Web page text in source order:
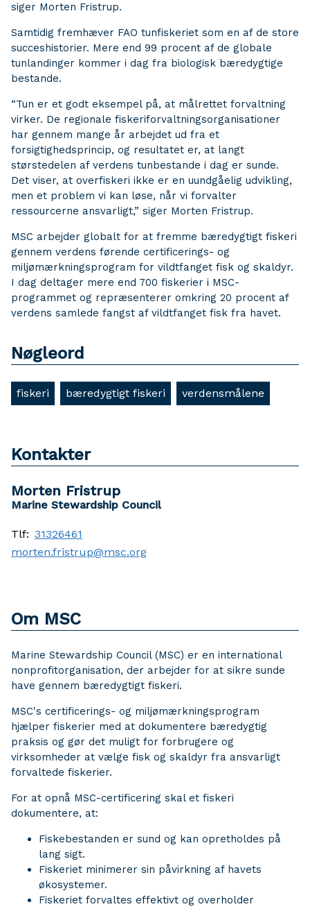
siger Morten Fristrup.
Samtidig fremhæver FAO tunfiskeriet som en af de store
succeshistorier. Mere end 99 procent af de globale
tunlandinger kommer i dag fra biologisk bæredygtige
bestande.
“Tun er et godt eksempel på, at målrettet forvaltning
virker. De regionale fiskeriforvaltningsorganisationer
har gennem mange år arbejdet ud fra et
forsigtighedsprincip, og resultatet er, at langt
størstedelen af verdens tunbestande i dag er sunde.
Det viser, at overfiskeri ikke er en uundgåelig udvikling,
men et problem vi kan løse, når vi forvalter
ressourcerne ansvarligt,” siger Morten Fristrup.
MSC arbejder globalt for at fremme bæredygtigt fiskeri
gennem verdens førende certificerings- og
miljømærkningsprogram for vildtfanget fisk og skaldyr.
I dag deltager mere end 700 fiskerier i MSC-
programmet og repræsenterer omkring 20 procent af
verdens samlede fangst af vildtfanget fisk fra havet.
Nøgleord
fiskeri bæredygtigt fiskeri verdensmålene
Kontakter
Morten Fristrup
Marine Stewardship Council
Tlf: 31326461
morten.fristrup@msc.org
Om MSC
Marine Stewardship Council (MSC) er en international
nonprofitorganisation, der arbejder for at sikre sunde
have gennem bæredygtigt fiskeri.
MSC's certificerings- og miljømærkningsprogram
hjælper fiskerier med at dokumentere bæredygtig
praksis og gør det muligt for forbrugere og
virksomheder at vælge fisk og skaldyr fra ansvarligt
forvaltede fiskerier.
For at opnå MSC-certificering skal et fiskeri
dokumentere, at:
Fiskebestanden er sund og kan opretholdes på
lang sigt.
Fiskeriet minimerer sin påvirkning af havets
økosystemer.
Fiskeriet forvaltes effektivt og overholder